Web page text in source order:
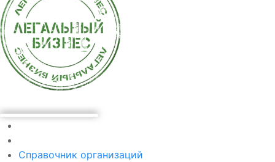
Справочник организаций